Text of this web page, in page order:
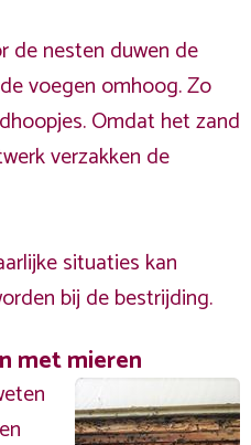
de nesten duwen de
voegen omhoog. Zo
Omdat het zand
verzakken de
situaties kan
bij de bestrijding.
met mieren